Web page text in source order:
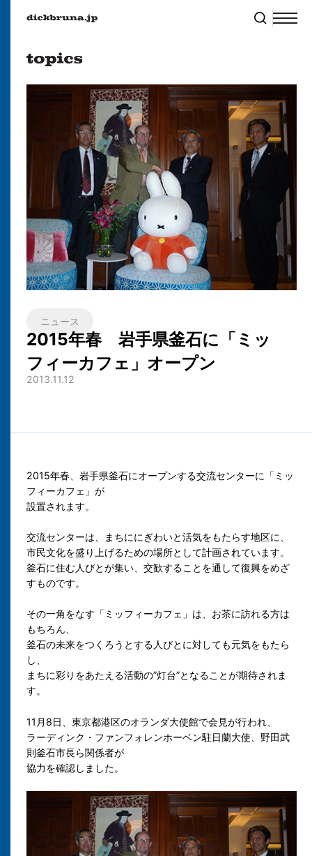
ニュース
2015年春 岩手県釜石に「ミッ
フィーカフェ」オープン
2013.11.12
2015年春、 岩手県釜石にオープンする交流センターに「ミッ
フィーカフェ」が
設置されます。
交流センターは、まちににぎわいと活気をもたらす地区に、
市民文化を盛り上げるための場所として計画されています。
釜石に住む人びとが集い、交歓することを通して復興をめざ
すものです。
その一角をなす「ミッフィーカフェ」は、お茶に訪れる方は
もちろん、
釜石の未来をつくろうとする人びとに対しても元気をもたら
し、
まちに彩りをあたえる活動の”灯台”となることが期待されま
す。
11月8日、 東京都港区のオランダ大使館で会見が行われ、
ラーディンク・ファンフォレンホーベン駐日蘭大使、野田武
則釜石市長ら関係者が
協力を確認しました。